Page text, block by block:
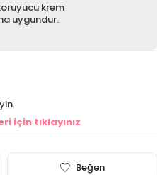
krem
uygundur.
için tıklayınız
Beğen